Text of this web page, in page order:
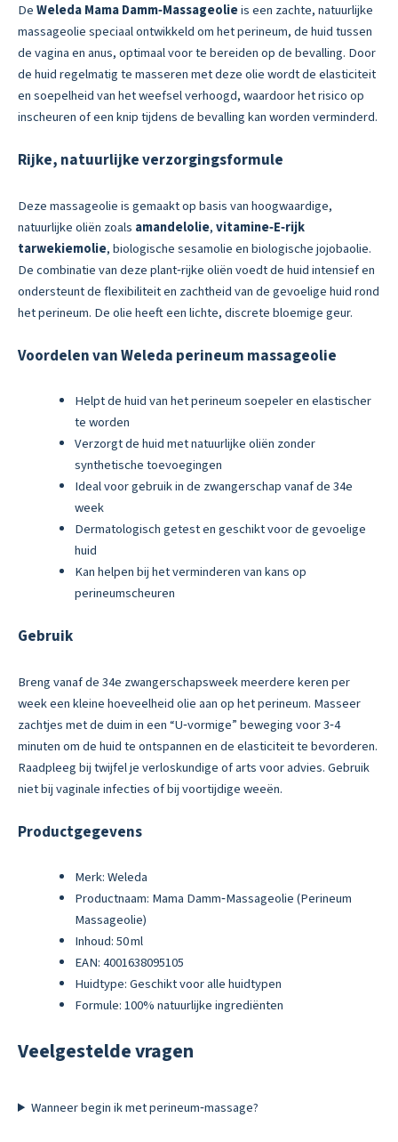
DeWeleda Mama Damm‑Massageolieis een zachte, natuurlijke
massageolie speciaal ontwikkeld om het perineum, de huid tussen
de vagina en anus, optimaal voor te bereiden op de bevalling. Door
de huid regelmatig te masseren met deze olie wordt de elasticiteit
en soepelheid van het weefsel verhoogd, waardoor het risico op
inscheuren of een knip tijdens de bevalling kan worden verminderd.
Rijke, natuurlijke verzorgingsformule
Deze massageolie is gemaakt op basis van hoogwaardige,
natuurlijke oliën zoals amandelolie,vitamine‑E‑rijk
tarwekiemolie, biologische sesamolie en biologische jojobaolie.
De combinatie van deze plant‑rijke oliën voedt de huid intensief en
ondersteunt de flexibiliteit en zachtheid van de gevoelige huid rond
het perineum. De olie heeft een lichte, discrete bloemige geur.
Voordelen van Weleda perineum massageolie
Helpt de huid van het perineum soepeler en elastischer
te worden
Verzorgt de huid met natuurlijke oliën zonder
synthetische toevoegingen
Ideal voor gebruik in de zwangerschap vanaf de 34e
week
Dermatologisch getest en geschikt voor de gevoelige
huid
Kan helpen bij het verminderen van kans op
perineumscheuren
Gebruik
Breng vanaf de 34e zwangerschapsweek meerdere keren per
week een kleine hoeveelheid olie aan op het perineum. Masseer
zachtjes met de duim in een “U‑vormige” beweging voor 3‑4
minuten om de huid te ontspannen en de elasticiteit te bevorderen.
Raadpleeg bij twijfel je verloskundige of arts voor advies. Gebruik
niet bij vaginale infecties of bij voortijdige weeën.
Productgegevens
Merk: Weleda
Productnaam: Mama Damm‑Massageolie (Perineum
Massageolie)
Inhoud: 50 ml
EAN: 4001638095105
Huidtype: Geschikt voor alle huidtypen
Formule: 100% natuurlijke ingrediënten
Veelgestelde vragen
Wanneer begin ik met perineum‑massage?